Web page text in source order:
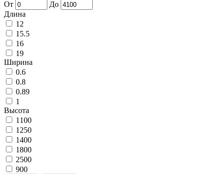
От
До
Длина
12
15.5
16
19
Ширина
0.6
0.8
0.89
1
Высота
1100
1250
1400
1800
2500
900